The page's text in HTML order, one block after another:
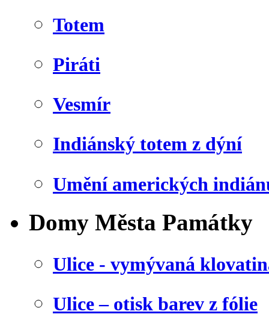
Totem
Piráti
Vesmír
Indiánský totem z dýní
Umění amerických
Domy Města Památky
Ulice - vymývaná
Ulice – otisk barev z fólie